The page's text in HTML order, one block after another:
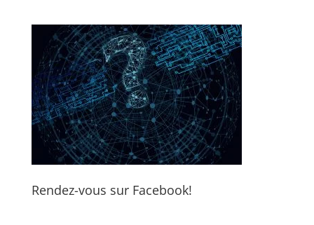
Rendez-vous sur Facebook!